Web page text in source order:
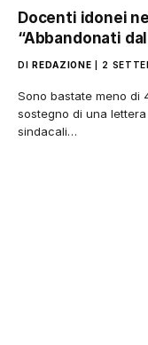
Docenti idonei
“Abbandonati
DI REDAZIONE 2
Sono bastate meno di
sostegno di una
sindacali…